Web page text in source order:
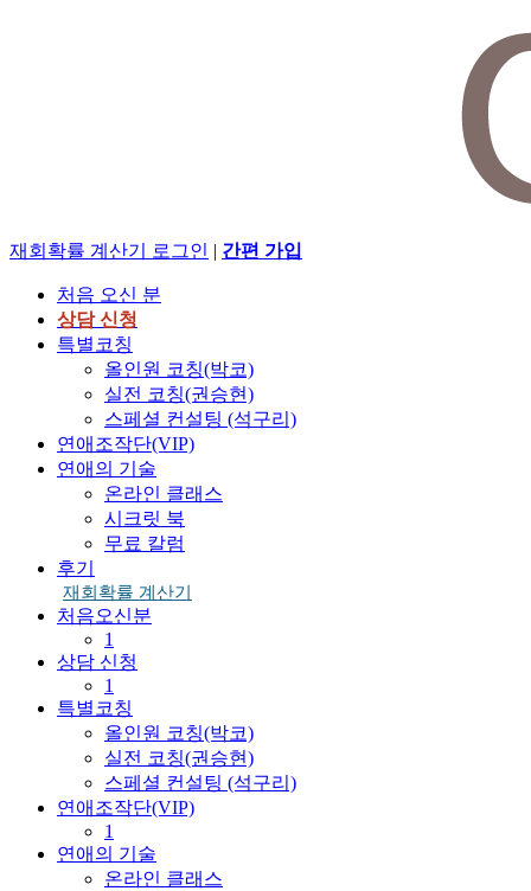
재회확률 계산기 로그인 | 간편 가입
처음 오신 분
상담 신청
특별코칭
올인원 코칭(박코)
실전 코칭(권승현)
스페셜 컨설팅 (석구리)
연애조작단(VIP)
연애의 기술
온라인 클래스
시크릿 북
무료 칼럼
후기
재회확률 계산기
처음오신분
1
상담 신청
1
특별코칭
올인원 코칭(박코)
실전 코칭(권승현)
스페셜 컨설팅 (석구리)
연애조작단(VIP)
1
연애의 기술
온라인 클래스